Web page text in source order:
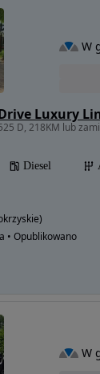
Luxury
Diesel
• Opublikowano
W
W